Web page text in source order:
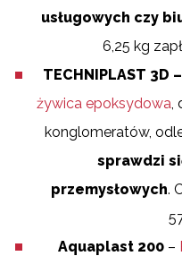
usługowych czy
6,25 kg
TECHNIPLAST 3D
żywica epoksydowa
konglomeratów,
sprawdzi
przemysłowych.
Aquaplast 200–